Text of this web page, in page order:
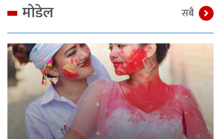
मोडेल सबै